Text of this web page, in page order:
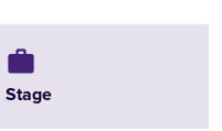
work
Stage